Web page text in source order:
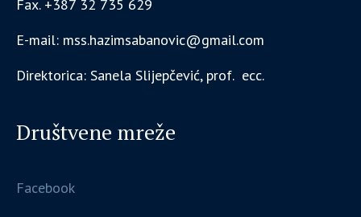
Fax. +387 32 735 629
E-mail: mss.hazimsabanovic@gmail.com
Direktorica: Sanela Slijepčević, prof. ecc.
Društvene mreže
Facebook